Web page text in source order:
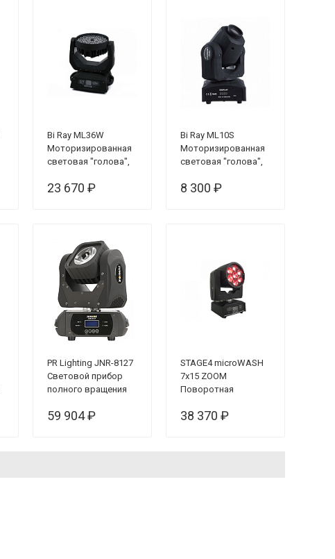
Bi Ray ML36W
Моторизированная
световая "голова",
23 670 ₽
Bi Ray ML10S
Моторизированная
световая "голова",
8 300 ₽
PR Lighting JNR-8127
Световой прибор
полного вращения
59 904 ₽
STAGE4 microWASH
7x15 ZOOM
Поворотная
38 370 ₽